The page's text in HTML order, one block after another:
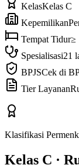
KelasKelas C
Kepemilikan
Tempat Tidur≥
Spesialisasi21
BPJSCek di
Tier Layanan
Klasifikasi
Kelas C ·